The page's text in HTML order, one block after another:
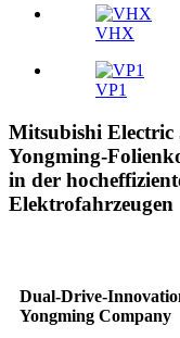
VHX
VP1
Mitsubishi Electric
Yongming-
in der
Elektrofahrzeugen
Dual-Drive-
Yongming Company